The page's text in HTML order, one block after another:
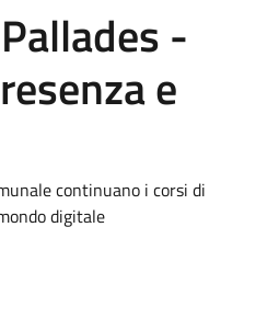
-
e
continuano i corsi di
digitale